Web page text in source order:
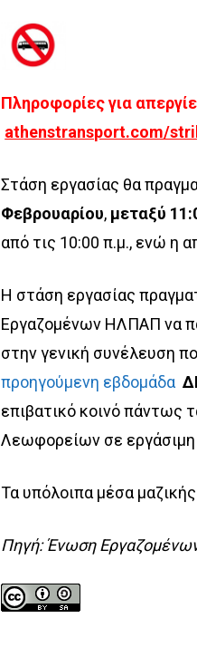
Πληροφορίες για
athenstransport.com/
Στάση εργασίας θα
Φεβρουαρίου, μεταξύ
από τις 10:00 π.μ., ενώ η
Η στάση εργασίας
Εργαζομένων ΗΛΠΑΠ να
στην γενική συνέλευση
προηγούμενη εβδομάδα
επιβατικό κοινό πάντως
Λεωφορείων σε εργάσιμη
Τα υπόλοιπα μέσα
Πηγή: Ένωση